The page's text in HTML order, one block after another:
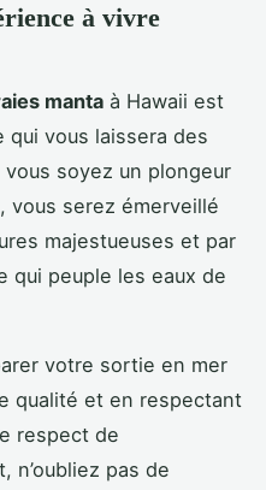
à vivre
manta à Hawaii est
qui vous laissera des
soyez un plongeur
vous serez émerveillé
majestueuses et par
qui peuple les eaux de
votre sortie en mer
qualité et en respectant
respect de
n’oubliez pas de